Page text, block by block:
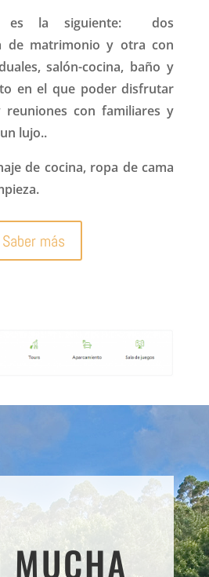
es la siguiente: dos
de matrimonio y otra con
salón-cocina, baño y
en el que poder disfrutar
reuniones con familiares y
lujo..
de cocina, ropa de cama
Saber más
MUCHA